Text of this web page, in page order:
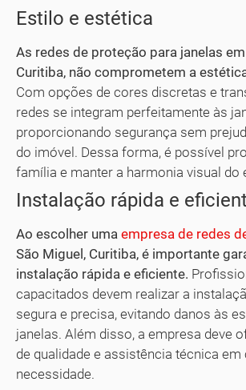
Estilo e estética
As redes de proteção para janelas
Curitiba, não comprometem a
Com opções de cores discretas e
redes se integram perfeitamente às
proporcionando segurança sem
do imóvel. Dessa forma, é possível
família e manter a harmonia visual do
Instalação rápida e
Ao escolher uma empresa de redes
São Miguel, Curitiba, é importante
instalação rápida e eficiente.
capacitados devem realizar a
segura e precisa, evitando danos às
janelas. Além disso, a empresa deve
de qualidade e assistência técnica em
necessidade.